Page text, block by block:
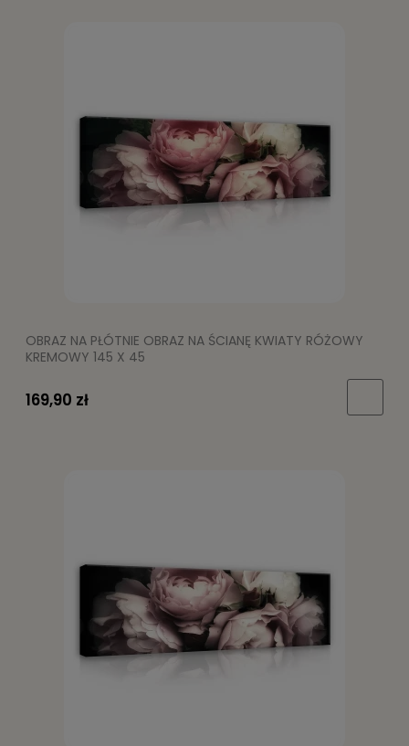
OBRAZ NA PŁÓTNIE OBRAZ NA ŚCIANĘ KWIATY RÓŻOWY
KREMOWY 145 X 45
169,90 zł